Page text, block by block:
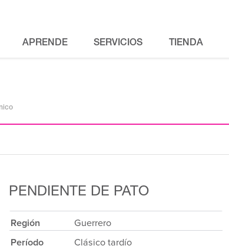
APRENDE SERVICIOS TIENDA
PENDIENTE DE PATO
Región
Guerrero
Período
Clásico tardío